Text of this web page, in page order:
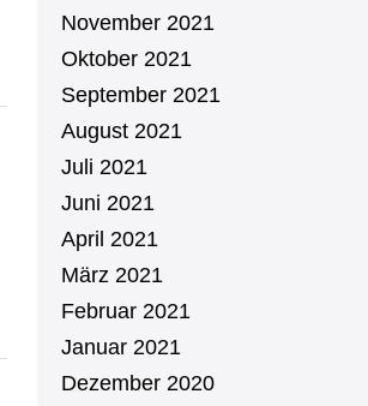
November 2021
Oktober 2021
September 2021
August 2021
Juli 2021
Juni 2021
April 2021
März 2021
Februar 2021
Januar 2021
Dezember 2020